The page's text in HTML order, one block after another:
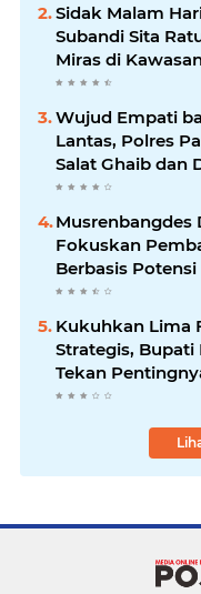
Sidak Malam
Subandi Sita
Miras di
Sidoarjo
Wujud Empati
Lantas, Polres
Salat Ghaib dan
Musrenbangdes
Fokuskan
Berbasis
Optimistis Meski
Kukuhkan Lima
Strategis, Bupati
Tekan
Nyata untuk